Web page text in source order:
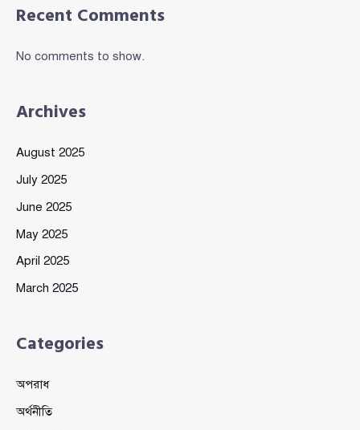
Recent Comments
No comments to show.
Archives
August 2025
July 2025
June 2025
May 2025
April 2025
March 2025
Categories
অপরাধ
অর্থনীতি